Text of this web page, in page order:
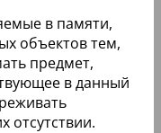
в памяти,
объектов тем,
предмет,
в данный
отсутствии.